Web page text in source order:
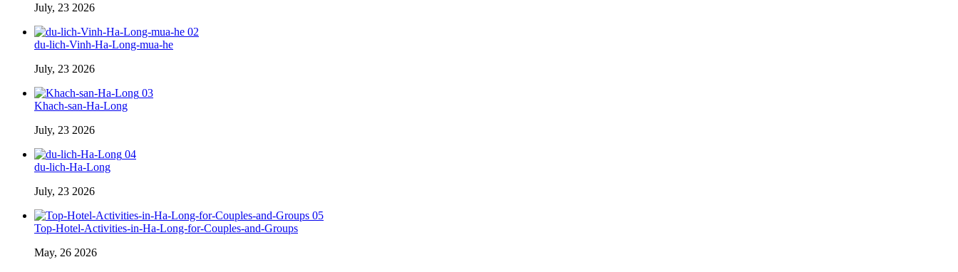
July, 23 2026
02
du-lich-Vinh-Ha-Long-mua-he
July, 23 2026
03
Khach-san-Ha-Long
July, 23 2026
04
du-lich-Ha-Long
July, 23 2026
05
Top-Hotel-Activities-in-Ha-Long-for-Couples-and-Groups
May, 26 2026